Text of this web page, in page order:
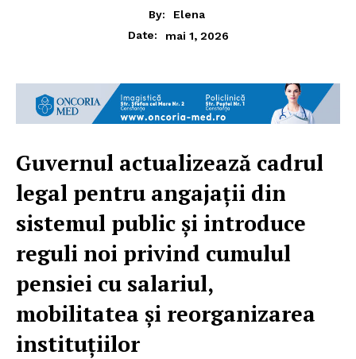
By:
Elena
Date:
mai 1, 2026
Guvernul actualizează cadrul
legal pentru angajații din
sistemul public și introduce
reguli noi privind cumulul
pensiei cu salariul,
mobilitatea și reorganizarea
instituțiilor